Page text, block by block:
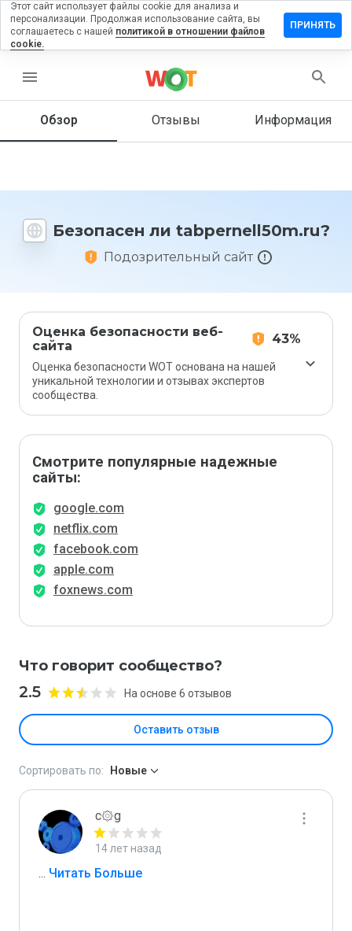
menu
Обзор Отзывы Информация
Безопасен ли tabpernell50m.ru?
Подозрительный сайт
Оценка безопасности веб-
сайта
43%
Оценка безопасности WOT основана на нашей
уникальной технологии и отзывах экспертов
сообщества.
Смотрите популярные надежные
сайты:
google.com
netflix.com
facebook.com
apple.com
foxnews.com
Что говорит сообщество?
2.5 На основе 6 отзывов
Оставить отзыв
на
Как бы
этот
1 до 5?
Сортировать по: Новые
c۞g
14 лет назад
... Читать Больше
Этот сайт использует файлы cookie для анализа и
персонализации. Продолжая использование сайта, вы
соглашаетесь с нашей политикой в отношении файлов
cookie.
ПРИНЯТЬ